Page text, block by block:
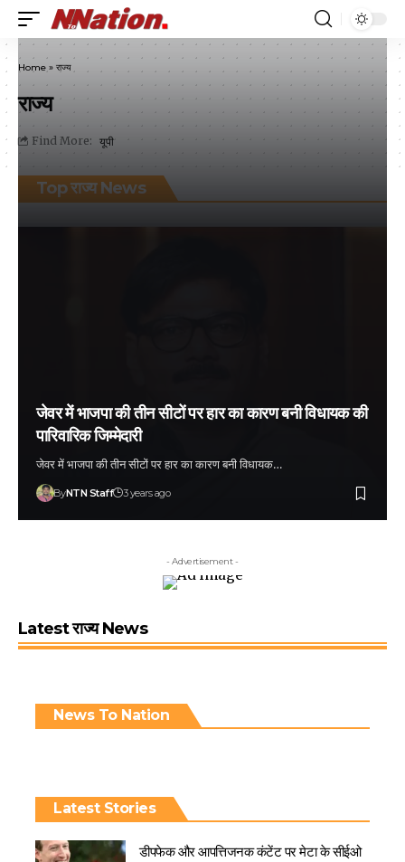
Home » राज्य
राज्य
Find More: यूपी
Top राज्य News
जेवर में भाजपा की तीन सीटों पर हार का कारण बनी विधायक की
पारिवारिक जिम्मेदारी
जेवर में भाजपा की तीन सीटों पर हार का कारण बनी विधायक…
ByNTN Staff 3 years ago
- Advertisement -
Latest राज्य News
News To Nation
Latest Stories
डीपफेक और आपत्तिजनक कंटेंट पर मेटा के सीईओ